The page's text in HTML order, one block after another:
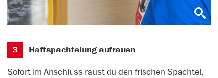
3 Haftspachtelung aufrauen
Sofort im Anschluss raust du den frischen Spachtel,